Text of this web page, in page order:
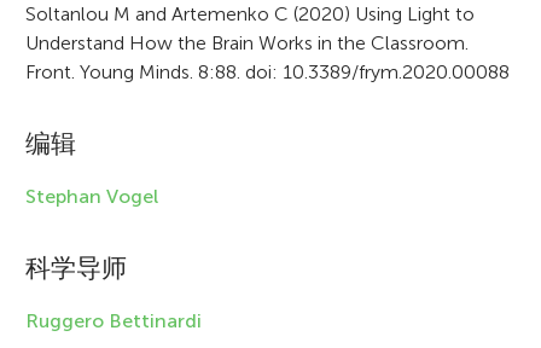
e
i
n
r
Soltanlou M and Artemenko C (2020) Using Light to
Understand How the Brain Works in the Classroom.
Front. Young Minds. 8:88. doi: 10.3389/frym.2020.00088
编辑
Stephan Vogel
科学导师
Ruggero Bettinardi